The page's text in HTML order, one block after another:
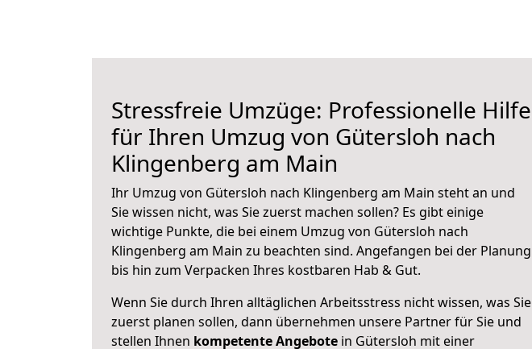
Stressfreie Umzüge: Professionelle Hilfe
für Ihren Umzug von Gütersloh nach
Klingenberg am Main
Ihr Umzug von Gütersloh nach Klingenberg am Main steht an und
Sie wissen nicht, was Sie zuerst machen sollen? Es gibt einige
wichtige Punkte, die bei einem Umzug von Gütersloh nach
Klingenberg am Main zu beachten sind. Angefangen bei der Planung
bis hin zum Verpacken Ihres kostbaren Hab & Gut.
Wenn Sie durch Ihren alltäglichen Arbeitsstress nicht wissen, was Sie
zuerst planen sollen, dann übernehmen unsere Partner für Sie und
stellen Ihnen kompetente Angebote in Gütersloh mit einer